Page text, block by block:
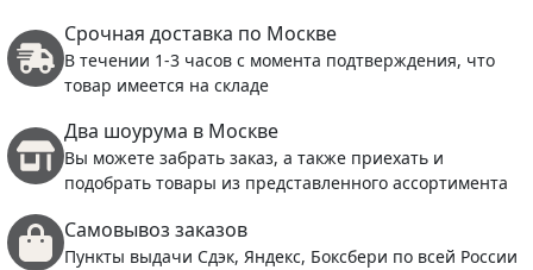
Срочная доставка по Москве
В течении 1-3 часов с момента подтверждения, что
товар имеется на складе
Два шоурума в Москве
Вы можете забрать заказ, а также приехать и
подобрать товары из представленного ассортимента
Самовывоз заказов
Пункты выдачи Сдэк, Яндекс, Боксбери по всей России